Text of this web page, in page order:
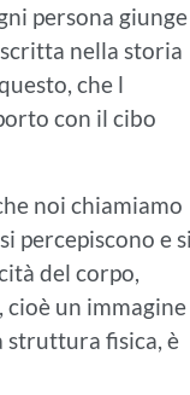
persona giunge
nella storia
che l
con il cibo
noi chiamiamo
percepiscono e si
del corpo,
un immagine
struttura fisica, è